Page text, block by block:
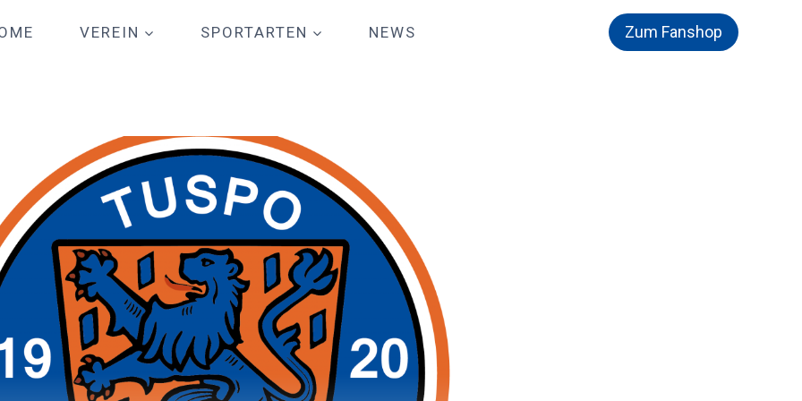
VEREIN SPORTARTEN NEWS Zum Fanshop